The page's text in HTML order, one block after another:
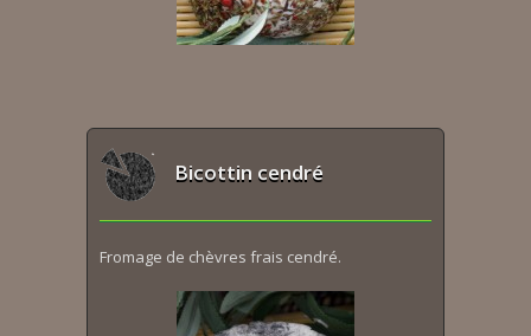
Bicottin cendré
Fromage de chèvres frais cendré.